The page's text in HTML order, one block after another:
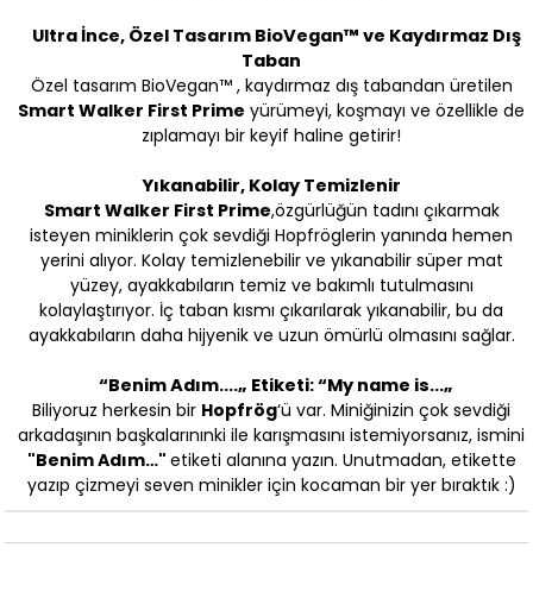
Ultra İnce, Özel Tasarım BioVegan™ ve Kaydırmaz Dış
Taban
Özel tasarım BioVegan™ , kaydırmaz dış tabandan üretilen
Smart Walker First Prime yürümeyi, koşmayı ve özellikle de
zıplamayı bir keyif haline getirir!
Yıkanabilir, Kolay Temizlenir
Smart Walker First Prime,özgürlüğün tadını çıkarmak
isteyen miniklerin çok sevdiği Hopfröglerin yanında hemen
yerini alıyor. Kolay temizlenebilir ve yıkanabilir süper mat
yüzey, ayakkabıların temiz ve bakımlı tutulmasını
kolaylaştırıyor. İç taban kısmı çıkarılarak yıkanabilir, bu da
ayakkabıların daha hijyenik ve uzun ömürlü olmasını sağlar.
“Benim Adım….„ Etiketi: “My name is…„
Biliyoruz herkesin bir Hopfrög‘ü var. Miniğinizin çok sevdiği
arkadaşının başkalarınınki ile karışmasını istemiyorsanız, ismini
"Benim Adım…" etiketi alanına yazın. Unutmadan, etikette
yazıp çizmeyi seven minikler için kocaman bir yer bıraktık :)